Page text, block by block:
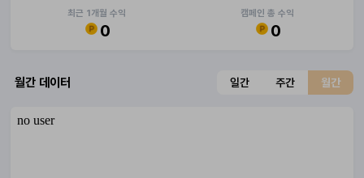
최근 1개월 수익
0
캠페인 총 수익
0
월간 데이터 일간 주간 월간